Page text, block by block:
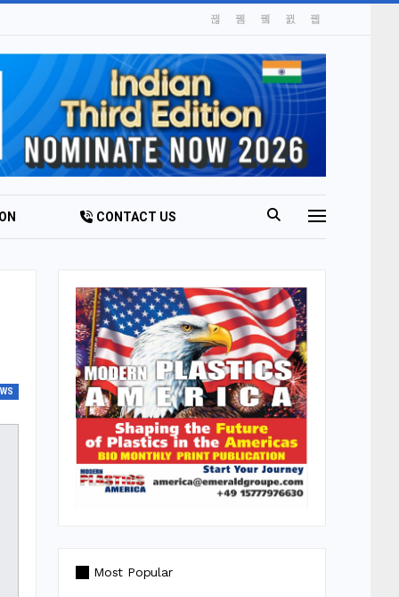
CONTACT US
Most Popular